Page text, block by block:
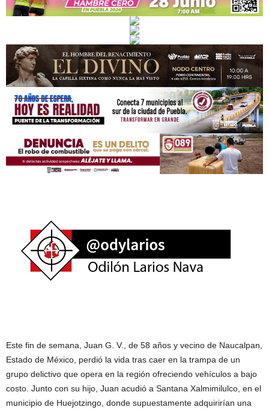
Este fin de semana, Juan G. V., de 58 años y vecino de Naucalpan,
Estado de México, perdió la vida tras caer en la trampa de un
grupo delictivo que opera en la región ofreciendo vehículos a bajo
costo. Junto con su hijo, Juan acudió a Santana Xalmimilulco, en el
municipio de Huejotzingo, donde supuestamente adquirirían una